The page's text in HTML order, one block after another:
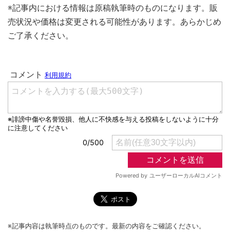
※記事内における情報は原稿執筆時のものになります。販
売状況や価格は変更される可能性があります。あらかじめ
ご了承ください。
※記事内容は執筆時点のものです。最新の内容をご確認ください。